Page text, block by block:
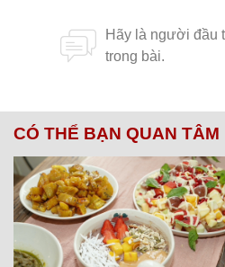
CÓ THỂ BẠN QUAN TÂM